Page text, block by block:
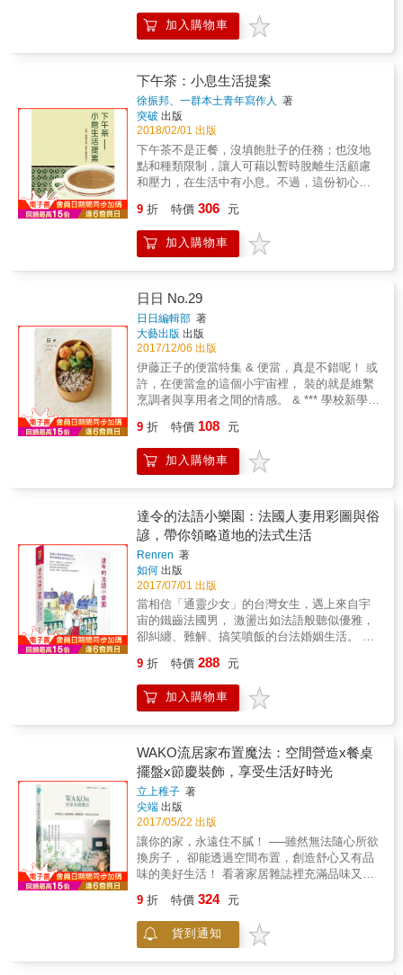
分解(Rot)：在家就可以處理掉廚餘以及可以被
大自然分解的廢棄物。 資源回收(Recycle)：回
瓜絡和水浮石來去角質、用洗米水和白醋潤
髮、用茶油、麻油護髮、用蛋白、蜂蜜、小黃
瓜和西瓜皮敷臉、用蘆薈來鎮靜修復、不用洗
髮精poo-free/non-shampoo。 ■使用無包裝清
潔用品，自製清潔劑的天然潔淨法─自製地板、
空氣芳香劑、檸檬洗髮精等天然清潔劑、、薄
荷牙膏DIY、香草潔牙粉、無患子清潔劑、05
體香劑、卸妝油 ■可重複使用的手作練習─萬用
蜂蠟布、日式棉布食物袋、布衛生棉、大托特
飲料提袋、束口袋、便當袋
時，寄宿家庭中被暱稱為「Madame Chic」
（時尚夫人）的女主人，日後成了珍妮佛的心
靈導師。 時尚夫人將這位粗枝大葉的加州少女
生活瑣事化腐朽為神奇的藝術，啟發了珍妮佛
的生活品味，直到離開法國多年後，仍深受影
響。 這本書處處都是作者旅居巴黎期間，從時
尚夫人身上學到的珍貴秘訣；跟隨時尚夫人的
腳步，接受重質不重量的經典法式美學薰陶，
你也能精通法式美食（毋需放棄享用美食的樂
趣）、穿著（經得起考驗的10件精品衣櫥）、
想要將那無以名狀的巴黎風雅融入日常生活
中？書中教你如何輕鬆自如地籌辦社交聚會，
一方面培養個人魅力，另一方面積極營造時髦
薦 －－前所未見的故事與內容，充滿提升個人
生活的絕佳提案&hellip; －－所有想要過得更好
的女性都應該讀的書！ －－讀了它，你也可以
成為奧黛莉&bull;朵杜（Audrey Tautou）！
《向巴黎夫人學居家：Madame Chic的6堂優雅
生活課》 時尚是一種感覺、心態，更是一種生
活之道。 向巴黎時尚夫人借鏡，讓日常生活從
容優雅。從改善居家生活開始，進而提昇外在
氣質。 本書的目的，就是教大家如何將不可能
能享受充實有趣又有品味的生活。珍妮佛將自
己從巴黎生活和時尚夫人身上學到的經驗，整
理成簡單的秘訣、食譜和行程規畫，只要照著
「家事」和「日常行程」兩大部分。 「家事」
部分的重點在於整理居家環境，讓你重新愛上
你的家。作者介紹一種與眾不同的清潔整理方
法，過程愉快又和平。就連房子為什麼會髒亂
當中牽涉到的心理障礙、心態和潛在原因，也
會一併探討。 「日常行程」部分可分為三章，
分別是早晨之樂、午後之樂和傍晚之樂。這些
時刻組成了我們的日常生活，當中的細節卻鮮
視。從早上如何起床，到晚上如何事先安排明
天的早餐，都會一一細述。講究這些細節，是
讓生活開啟愉快新篇章的關鍵。 《向巴黎夫人
學風姿：Madame Chic的11堂優雅生活課》 巴
的心靈導師，她的優雅風度不僅來自良好的儀
態及時尚的穿著，更體現在她待人接物自然不
造作的禮節。「時尚夫人」與家人互動、在家
接待賓客，甚或出席公眾場合，無時無刻煥發
出一種從容不迫的鎮靜風采。 在這個快速變遷
的時代中，我們對言行舉止的標準似乎越來越
隨便，這本書就像一場及時雨，讓我們重溫進
退有度、溫文有禮的行為令人折服的魅力。本
書涵蓋的主題包括社交場合的得體服裝、梳洗
打扮、溝通技巧、待客和作客之道、如何與鄰
居和陌生人打交道、優雅榜樣、自律和自我形
象等等，作者除了集結她從「時尚夫人」身上
學到的東西，還分享了她自己歷經辛苦得來的
心使用，就會是最具質感的生活用品； 手作玻
璃罐看似難度高，但只要掌握技巧，真的沒想
空間大利用的魔法巧思，實用兼具環保的善意
效能，如玻璃野餐罐、餅乾材料罐 質感空間X
美感創造 ─獨一無二的迎賓招待，用美感創意
讓人留下深刻印象，如泥罐座位牌、編織花瓶
套 經典回憶X社交娛樂 ─暖心迷人的創意禮
贈，用真心誠意增進親友關係，如假期回憶
罐、生日禮物罐 本書特色 ＊好療癒！超精美手
繪解說圖示引導 捨去繁冗過長的敘述，以圖像
化的概念，所有步驟一目了然。 ＊好實用！多
裝飾，從香料罐到燈具裝設，應用變化根本超
究竟。 ＊好手感！手作中毒進階規劃超挑戰 從
輕手作到重手作，老少皆宜的手作玻璃罐終極
加入購物車
下午茶：小息生活提案
徐振邦、一群本土青年寫作人
著
突破 出版
2018/02/01 出版
下午茶不是正餐，沒填飽肚子的任務；也沒地
點和種類限制，讓人可藉以暫時脫離生活顧慮
和壓力，在生活中有小息。不過，這份初心漸
來愈缺乏時間和心情，去咀嚼、享受食物和人
生滋味；逐漸變得麻木，食不知味，寢不遑
安……徐振邦老師考察下午茶的來龍去脈，還
本土青年寫作人，嘗試以他們文學角度和個人
經歷，喚醒大家在那些年吃奶油多、飲紅豆冰
的快樂回憶；反思現況，建立一套小息生活提
案。本書捨棄了傳統社會文化書籍的編年敍事
模式，改以歷史文化掌故及文學故事穿梭交
錯，在虛實、矛盾之間牽動大家的食慾與思
緒。本書鼓勵大家要善待自己，重拾歎下午茶
的初心；就算下午茶變成了正餐，也要抱輕鬆
的心情慢慢享受，千萬不要被生活壓力磨滅
9 折 特價 306 元
加入購物車
日日 No.29
日日編輯部 著
大藝出版 出版
2017/12/06 出版
伊藤正子的便當特集 & 便當，真是不錯呢！ 或
許，在便當盒的這個小宇宙裡， 裝的就是維繫
烹調者與享用者之間的情感。 & *** 學校新學期
做了這些便當唷！」 隨信還附上幾張照片，都
是看了令人食指大動的便當。 全是她幫女兒小
春做的便當。 & 看著伊藤正子的便當照，回想
便當， 我想，每個人對便當多多少少都有些回
憶吧？ & 於是〈伊藤正子的便當特集〉構想誕
生。 從策劃、採訪、撰稿，都由伊藤正子在百
忙之中包辦完成。 以往不曾出現在《日日》的
多位人士，也因為她的關係亮相， 使得這一期
的內容深具吸引力。 & **** & 本期出現的各式
各樣的便當。 有些便當買得到，也有花錢都買
不到的。 希望在大家做便當時能當作參考， 因
此有些便當提供了食譜跟作法。 希望各位能體
會到便當的樂趣、美味及懷念的感覺， 感受到
漆器工藝家黑田辰秋， 送給民藝家河井寬次郎
的便當盒談起，議論便當盒工藝， 並走訪河井
寬次郎紀念館，以及木作工藝家佃真吾的工作
枝、星余里子、引田薰來談談自己喜歡的便
當。 & 另外也要談談作家向田邦子、武田百合
子、高峰秀子等的便當。 & ----- 【日日台灣版
啟事】 原本應該在6月出版的No.29 中文版《日
日》，因為年初日文版總編輯高橋良枝的過世
而延宕至今。隨著高橋總編輯的過世，創刊十
年的日文版《日日》也畫下了句點。 中文版
《日日》自2012年7月創刊至今5年，當年完全
倡美好生活的雜誌使我們陷入苦撐的困境。 儘
管《日日》停刊，但生活仍將繼續。就像這些
十多年前在高橋總編輯率領下所企劃出來的內
容，至今看來仍是那麼動人且令我們受用無
窮。如果這29冊中文版《日日》能成為大家生
9 折 特價 108 元
加入購物車
達令的法語小樂園：法國人妻用彩圖與俗
諺，帶你領略道地的法式生活
Renren 著
如何 出版
2017/07/01 出版
當相信「通靈少女」的台灣女生，遇上來自宇
宙的鐵齒法國男， 激盪出如法語般聽似優雅，
卻糾纏、難解、搞笑噴飯的台法婚姻生活。 ★
籤！ & 圖文作家Renren手繪異國婚戀記事； 分
享法國人逗趣寫實的龜毛寫性格， 並用中文諧
音破解饒舌的法語發音。 每一天都好吃、好
待？ 法國人連內臟都吃，卻老挑剔麵包不是麵
包 熱愛日本的法國外甥女遊東京，竟一整天宅
在飯店睡覺、上網 老公的情話是「你是我的高
麗菜！」一點都不浪漫 跟法國親友旅行因為太
過隨性，常被弄到玩興盡失 承認事實婚的法
國，婚姻登記居然要冠夫姓 到法國人家裡作客
千萬一定要遲到 不要跟法國人招呼「呷霸咩」
小心被酸 法國人對尖銳又諷刺的吐槽接受度世
界之最 法國小姑來台觀光順便帶一堆舊衣和胸
罩來修改 超乎你的想像，法國人的地雷百百種
9 折 特價 288 元
加入購物車
WAKO流居家布置魔法：空間營造x餐桌
擺盤x節慶裝飾，享受生活好時光
立上稚子 著
尖端 出版
2017/05/22 出版
讓你的家，永遠住不膩！ ──雖然無法隨心所欲
換房子， 卻能透過空間布置，創造舒心又有品
味的美好生活！ 看著家居雜誌裡充滿品味又獨
空間，卻不知如何下手嗎？ 擁有美麗又能放鬆
身心的居家環境，是每個愛家女性的夢想。礙
於坪數而不敢放膽作夢嗎？家中有小朋友而不
9 折 特價 324 元
貨到通知